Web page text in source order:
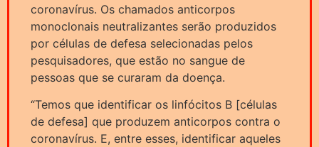
coronavírus. Os chamados anticorpos
monoclonais neutralizantes serão produzidos
por células de defesa selecionadas pelos
pesquisadores, que estão no sangue de
pessoas que se curaram da doença.
“Temos que identificar os linfócitos B [células
de defesa] que produzem anticorpos contra o
coronavírus. E, entre esses, identificar aqueles